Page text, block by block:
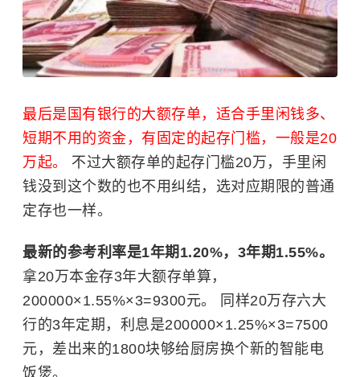
最后是国有银行的大额存单 ，适合手里闲钱多、
短期不用的资金，有固定的起存门槛，一般是20
万起。 不过大额存单的起存门槛20万，手里闲
钱没到这个数的也不用纠结，选对应期限的普通
定存也一样。
最新的参考利率是1年期1.20%，3年期1.55%。
拿20万本金存3年大额存单算，
200000×1.55%×3=9300元。 同样20万存六大
行的3年定期，利息是200000×1.25%×3=7500
元，差出来的1800块够给厨房换个新的智能电
饭煲。